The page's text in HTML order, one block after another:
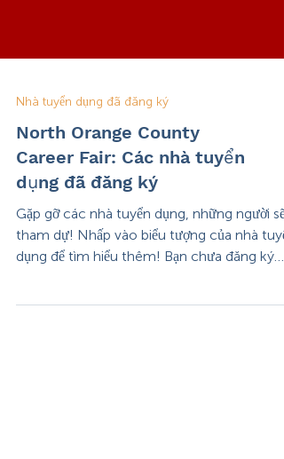
Nhà tuyển dụng đã đăng ký
North Orange County
Career Fair: Các nhà tuyển
dụng đã đăng ký
Gặp gỡ các nhà tuyển dụng, những người sẽ
tham dự! Nhấp vào biểu tượng của nhà
cho Hội chợ...